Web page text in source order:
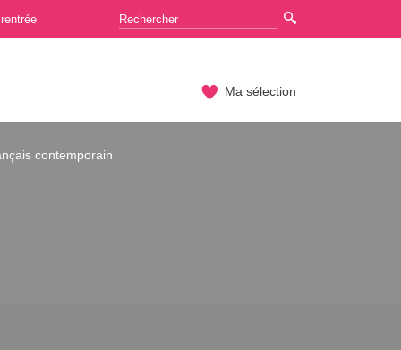
Ma sélection
contemporain